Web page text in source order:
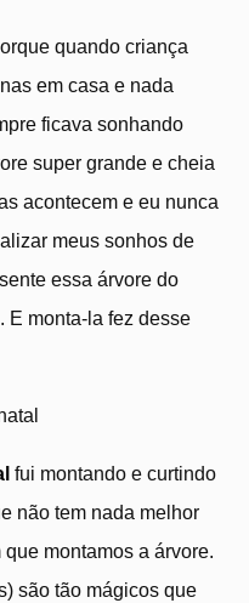
quando criança
em casa e nada
ficava sonhando
super grande e cheia
acontecem e eu nunca
meus sonhos de
essa árvore do
E monta-la fez desse
fui montando e curtindo
não tem nada melhor
montamos a árvore.
são tão mágicos que